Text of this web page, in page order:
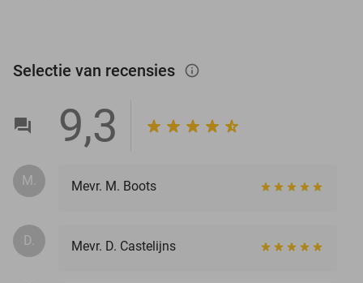
Selectie van recensies info_outlined
9,3
M. Mevr. M. Boots
D. Mevr. D. Castelijns